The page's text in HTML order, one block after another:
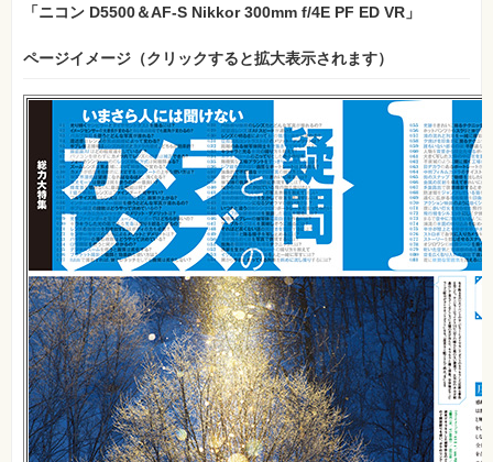
「ニコン D5500＆AF-S Nikkor 300mm f/4E PF ED VR」
ページイメージ（クリックすると拡大表示されます）